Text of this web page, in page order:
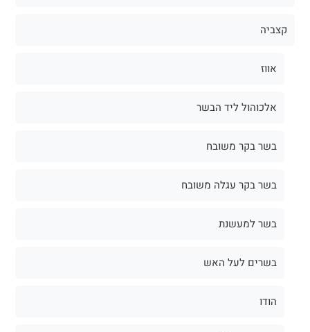
קצביה
אווז
אלכוהול ליד הבשר
בשר בקר משובח
בשר בקר עגלה משובח
בשר למעשנת
בשרים לעל האש
הודו